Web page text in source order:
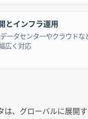
とインフラ運用
ータセンターやクラウドな
広く対応
は、グローバルに展開